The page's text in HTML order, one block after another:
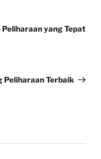
yang Tepat
Terbaik